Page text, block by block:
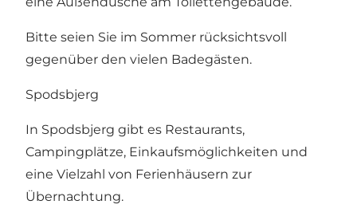
Bitte seien Sie im Sommer rücksichtsvoll
gegenüber den vielen Badegästen.
Spodsbjerg
In Spodsbjerg gibt es Restaurants,
Campingplätze, Einkaufsmöglichkeiten und
eine Vielzahl von Ferienhäusern zur
Übernachtung.